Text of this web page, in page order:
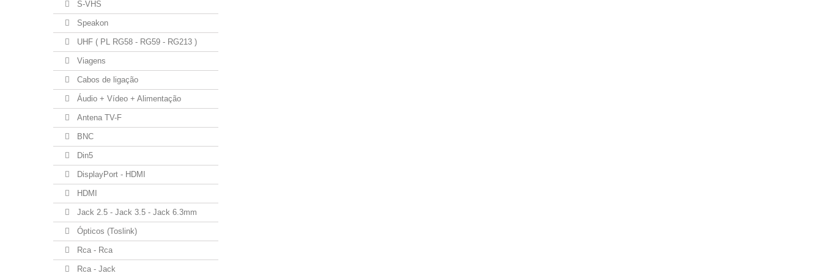
S-VHS
Speakon
UHF ( PL RG58 - RG59 - RG213 )
Viagens
Cabos de ligação
Áudio + Vídeo + Alimentação
Antena TV-F
BNC
Din5
DisplayPort - HDMI
HDMI
Jack 2.5 - Jack 3.5 - Jack 6.3mm
Ópticos (Toslink)
Rca - Rca
Rca - Jack